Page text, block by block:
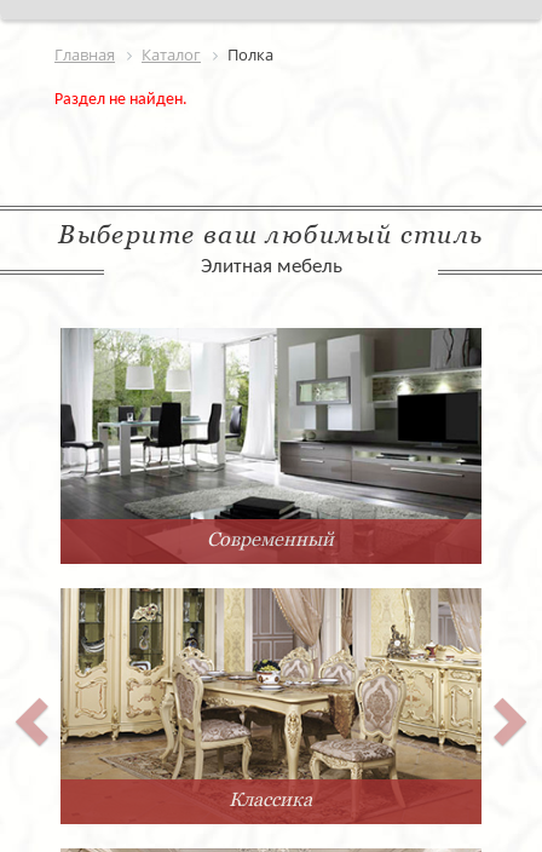
Главная Каталог Полка
Раздел не найден.
Выберите ваш любимый стиль
Элитная мебель
Современный
Классика